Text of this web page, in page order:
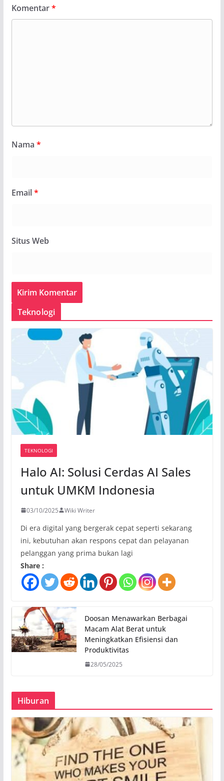
Komentar*
Nama *
Email*
Situs Web
Teknologi
TEKNOLOGI
Halo AI: Solusi Cerdas AI Sales
untuk UMKM Indonesia
03/10/2025 Wiki Writer
Di era digital yang bergerak cepat seperti sekarang
ini, kebutuhan akan respons cepat dan pelayanan
pelanggan yang prima bukan lagi
Share :
Doosan Menawarkan Berbagai
Macam Alat Berat untuk
Meningkatkan Efisiensi dan
Produktivitas
28/05/2025
Hiburan